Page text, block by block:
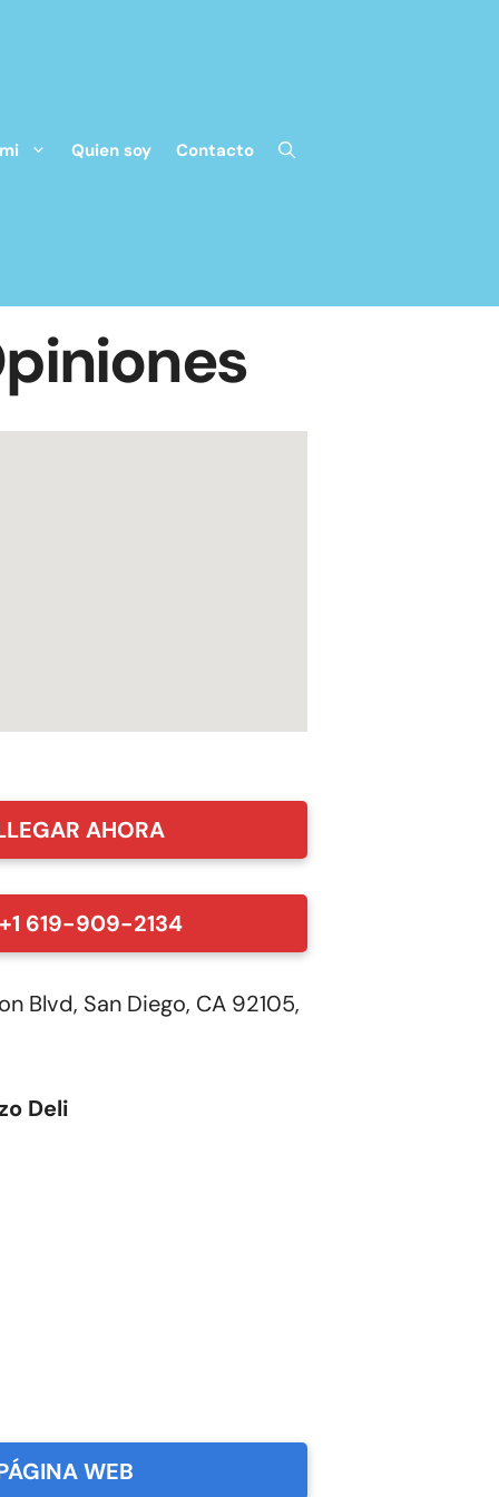
Quien soy Contacto
AHORA
619-909-2134
Blvd, San Diego, CA 92105,
Deli
WEB